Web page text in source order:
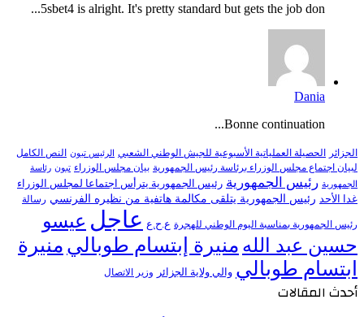
5sbet4 is alright. It's pretty standard but gets the job don...
Dania
Bonne continuation...
الجزائر الحصيلة العملياتية الأسبوعية للجيش الوطني الشعبي الرئيس تبون النص الكامل
لبيان اجتماع مجلس الوزراء برئاسة رئيس الجمهورية بيان مجلس الوزراء تبون رئاسة
الجمهورية رئيس الجمهورية رئيس الجمهورية يترأس اجتماعا لمجلس الوزراء
غدا الأحد رئيس الجمهورية يتلقى مكالمة هاتفية من نظيره الفرنسي رسالة
رئيس الجمهورية بمناسبة اليوم الوطني للهجرة ع.ح.ع عاجل عيسو
حسين عبد الله منيرة إبتسام طوبالي منيرة
ابتسام طوبالي والي ولاية الجزائر وزير الاتصال
أحدث المقالات